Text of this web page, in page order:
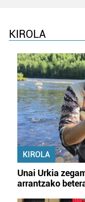
KIROLA
KIROLA
Unai Urkia
arrantzako